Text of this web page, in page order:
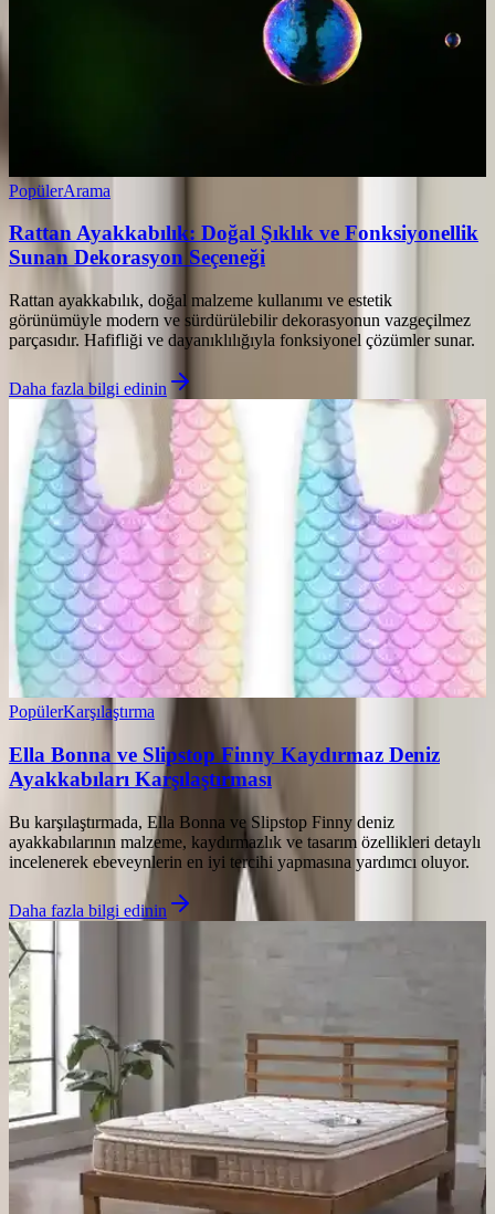
PopülerArama
Rattan Ayakkabılık: Doğal Şıklık ve Fonksiyonellik
Sunan Dekorasyon Seçeneği
Rattan ayakkabılık, doğal malzeme kullanımı ve estetik
görünümüyle modern ve sürdürülebilir dekorasyonun vazgeçilmez
parçasıdır. Hafifliği ve dayanıklılığıyla fonksiyonel çözümler sunar.
Daha fazla bilgi edinin
PopülerKarşılaştırma
Ella Bonna ve Slipstop Finny Kaydırmaz Deniz
Ayakkabıları Karşılaştırması
Bu karşılaştırmada, Ella Bonna ve Slipstop Finny deniz
ayakkabılarının malzeme, kaydırmazlık ve tasarım özellikleri detaylı
incelenerek ebeveynlerin en iyi tercihi yapmasına yardımcı oluyor.
Daha fazla bilgi edinin